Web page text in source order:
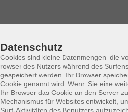
Datenschutz
Cookies sind kleine Datenmengen, die
rowser des Nutzers während des
gespeichert werden. Ihr Browser
Cookie genannt wird. Wenn Sie eine
Ihr Browser das Cookie an den Server
Mechanismus für Websites entwickelt,
Surf-Aktivitäten des Benutzers